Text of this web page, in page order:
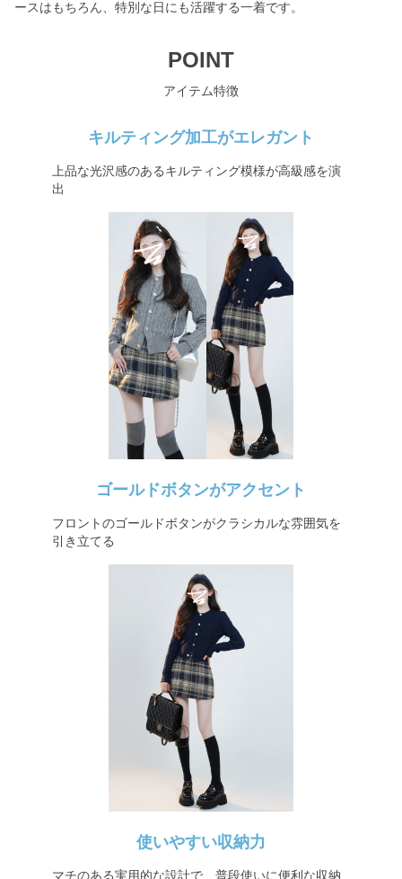
ースはもちろん、特別な日にも活躍する一着です。
POINT
アイテム特徴
キルティング加工がエレガント
上品な光沢感のあるキルティング模様が高級感を演
出
ゴールドボタンがアクセント
フロントのゴールドボタンがクラシカルな雰囲気を
引き立てる
使いやすい収納力
マチのある実用的な設計で、普段使いに便利な収納